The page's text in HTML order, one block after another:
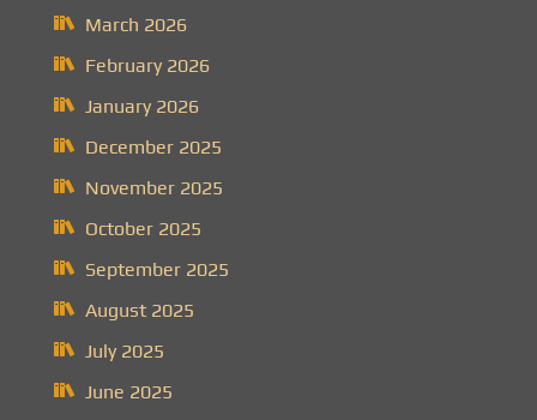
March 2026
February 2026
January 2026
December 2025
November 2025
October 2025
September 2025
August 2025
July 2025
June 2025